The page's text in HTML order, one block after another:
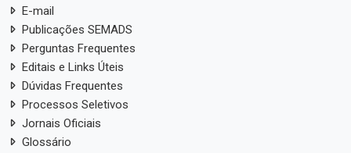
E-mail
Publicações SEMADS
Perguntas Frequentes
Editais e Links Úteis
Dúvidas Frequentes
Processos Seletivos
Jornais Oficiais
Glossário